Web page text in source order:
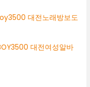
대전노래방보도
대전여성알바